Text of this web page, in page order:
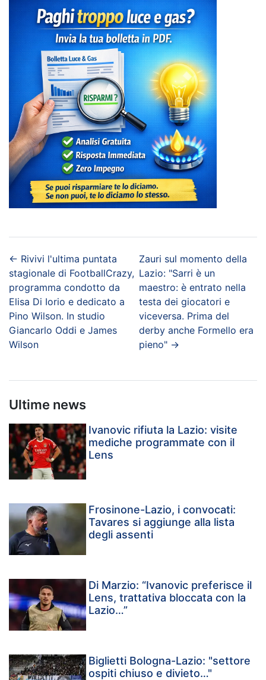
← Rivivi l'ultima puntata
stagionale di FootballCrazy,
programma condotto da
Elisa Di Iorio e dedicato a
Pino Wilson. In studio
Giancarlo Oddi e James
Wilson
Zauri sul momento della
Lazio: "Sarri è un
maestro: è entrato nella
testa dei giocatori e
viceversa. Prima del
derby anche Formello era
pieno" →
Ultime news
Ivanovic rifiuta la Lazio: visite
mediche programmate con il
Lens
Frosinone-Lazio, i convocati:
Tavares si aggiunge alla lista
degli assenti
Di Marzio: “Ivanovic preferisce il
Lens, trattativa bloccata con la
Lazio…”
Biglietti Bologna-Lazio: "settore
ospiti chiuso e divieto…"